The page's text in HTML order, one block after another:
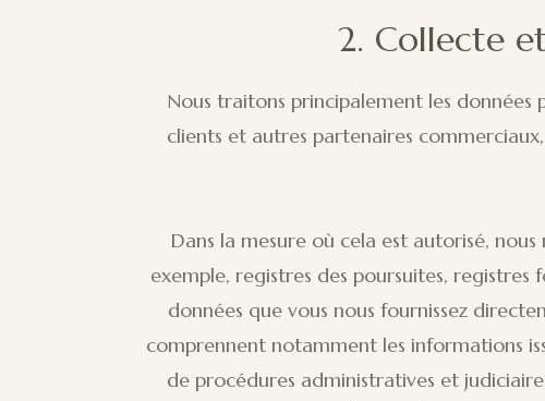
2. Collecte
Nous traitons principalement les données
clients et autres partenaires
Dans la mesure où cela est autorisé,
exemple, registres des poursuites,
données que vous nous fournissez
comprennent notamment les informations
de procédures administratives et